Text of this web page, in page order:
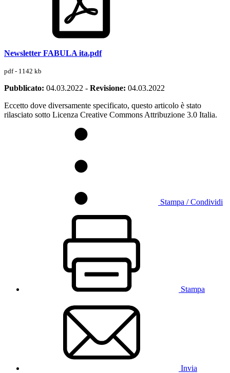
Newsletter FABULA ita.pdf
pdf - 1142 kb
Pubblicato: 04.03.2022 - Revisione: 04.03.2022
Eccetto dove diversamente specificato, questo articolo è stato
rilasciato sotto Licenza Creative Commons Attribuzione 3.0 Italia.
Stampa / Condividi
Stampa
Invia